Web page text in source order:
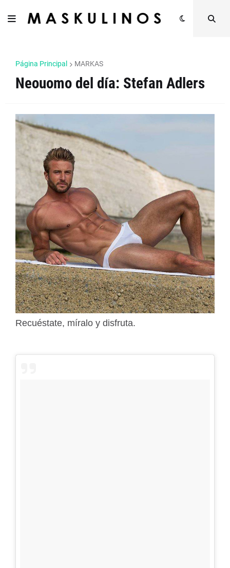
Página Principal MARKAS
Neouomo del día: Stefan Adlers
Recuéstate, míralo y disfruta.